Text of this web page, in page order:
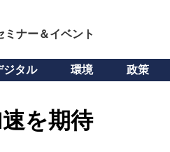
ミナー＆イベント
ジタル 環境 政策
を期待